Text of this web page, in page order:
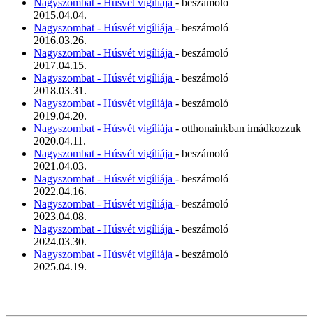
Nagyszombat - Húsvét vigíliája - beszámoló
2015.04.04.
Nagyszombat - Húsvét vigíliája - beszámoló
2016.03.26.
Nagyszombat - Húsvét vigíliája - beszámoló
2017.04.15.
Nagyszombat - Húsvét vigíliája - beszámoló
2018.03.31.
Nagyszombat - Húsvét vigíliája - beszámoló
2019.04.20.
Nagyszombat - Húsvét vigíliája - otthonainkban imádkozzuk
2020.04.11.
Nagyszombat - Húsvét vigíliája - beszámoló
2021.04.03.
Nagyszombat - Húsvét vigíliája - beszámoló
2022.04.16.
Nagyszombat - Húsvét vigíliája - beszámoló
2023.04.08.
Nagyszombat - Húsvét vigíliája - beszámoló
2024.03.30.
Nagyszombat - Húsvét vigíliája - beszámoló
2025.04.19.